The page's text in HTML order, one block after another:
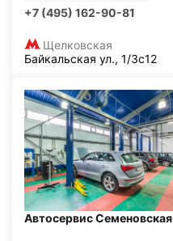
+7 (495) 162-90-81
Щелковская
Байкальская ул., 1/3с12
Автосервис Семеновская